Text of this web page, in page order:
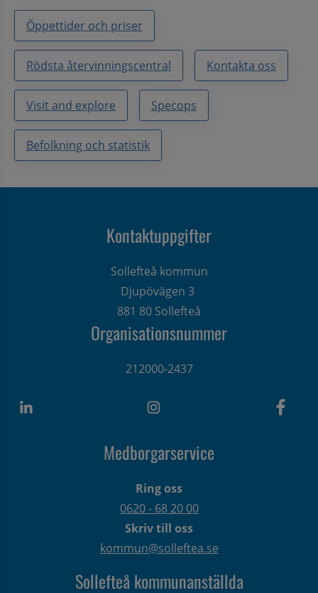
Öppettider och priser
Rödsta återvinningscentral Kontakta oss
Visit and explore Specops
Befolkning och statistik
Kontaktuppgifter
Sollefteå kommun
Djupövägen 3
881 80 Sollefteå
Organisationsnummer
212000-2437
Medborgarservice
Ring oss
0620 - 68 20 00
Skriv till oss
kommun@solleftea.se
Sollefteå kommunanställda